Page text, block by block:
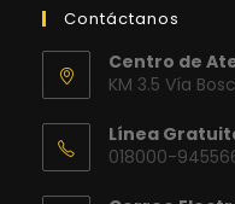
Contáctanos
Centro de
KM 3.5 Vía
Línea
018000-